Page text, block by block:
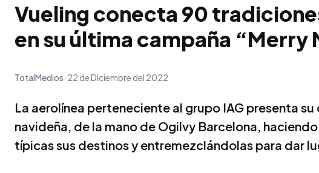
Vueling conecta 90
en su última campaña “Merry
TotalMedios 22 de Diciembre del 2022
La aerolínea perteneciente al grupo IAG presenta
navideña, de la mano de Ogilvy Barcelona,
típicas sus destinos y entremezclándolas para dar